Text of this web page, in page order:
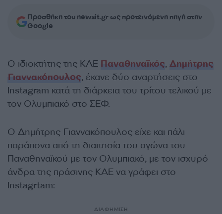
Προσθήκη του newsit.gr ως προτεινόμενη πηγή στην
Google
Ο ιδιοκτήτης της ΚΑΕ Παναθηναϊκός, Δημήτρης
Γιαννακόπουλος, έκανε δύο αναρτήσεις στο
Instagram κατά τη διάρκεια του τρίτου τελικού με
τον Ολυμπιακό στο ΣΕΦ.
Ο Δημήτρης Γιαννακόπουλος είχε και πάλι
παράπονα από τη διαιτησία του αγώνα του
Παναθηναϊκού με τον Ολυμπιακό, με τον ισχυρό
άνδρα της πράσινης ΚΑΕ να γράφει στο
Instagrtam:
ΔΙΑΦΗΜΙΣΗ